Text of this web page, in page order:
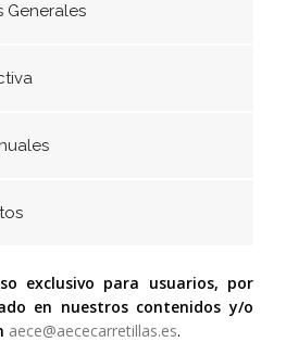
Generales
exclusivo para usuarios, por
en nuestros contenidos y/o
aece@aececarretillas.es.